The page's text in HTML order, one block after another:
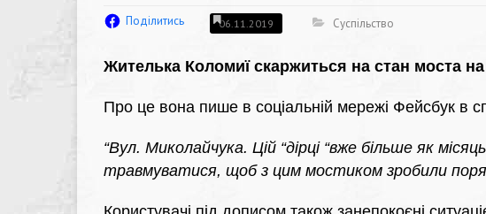
Поділитись 06.11.2019 Суспільство
Жителька Коломиї скаржиться на стан моста
Про це вона пише в соціальній мережі Фейсбук в
“Вул. Миколайчука. Цій “дірці “вже більше як
травмуватися, щоб з цим мостиком зробили